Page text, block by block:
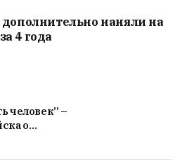
дополнительно наняли на
4 года
человек” –
о